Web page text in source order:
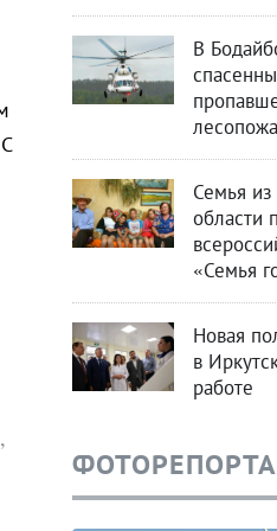
В
Семья
области
«Семья
Новая
в
работе